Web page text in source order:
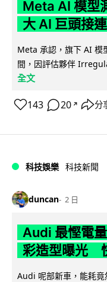
Meta AI 模型
大 AI 巨頭接
Meta 承認，旗下 AI 模
間，因評估夥伴
全文
143 20 ↗ 分
科技娛樂 科技新聞
duncan 2 日
Audi 最慳電
彩造型曝光
Audi 呢部新車，能耗